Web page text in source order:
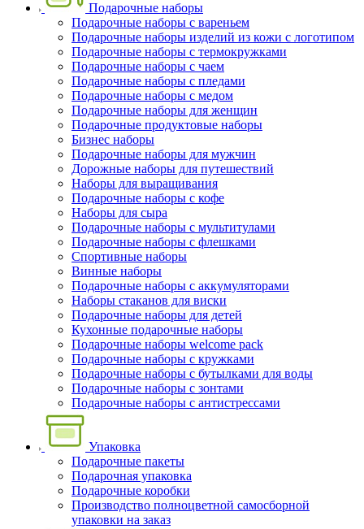
Подарочные наборы
Подарочные наборы с вареньем
Подарочные наборы изделий из кожи с логотипом
Подарочные наборы с термокружками
Подарочные наборы с чаем
Подарочные наборы с пледами
Подарочные наборы с медом
Подарочные наборы для женщин
Подарочные продуктовые наборы
Бизнес наборы
Подарочные наборы для мужчин
Дорожные наборы для путешествий
Наборы для выращивания
Подарочные наборы с кофе
Наборы для сыра
Подарочные наборы с мультитулами
Подарочные наборы с флешками
Спортивные наборы
Винные наборы
Подарочные наборы с аккумуляторами
Наборы стаканов для виски
Подарочные наборы для детей
Кухонные подарочные наборы
Подарочные наборы welcome pack
Подарочные наборы с кружками
Подарочные наборы с бутылками для воды
Подарочные наборы с зонтами
Подарочные наборы с антистрессами
Упаковка
Подарочные пакеты
Подарочная упаковка
Подарочные коробки
Производство полноцветной самосборной
упаковки на заказ